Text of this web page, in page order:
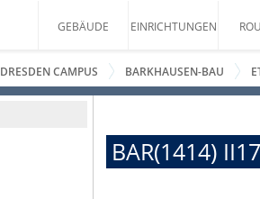
GEBÄUDE EINRICHTUNGEN
DRESDEN CAMPUS BARKHAUSEN-BAU
BAR(1414)